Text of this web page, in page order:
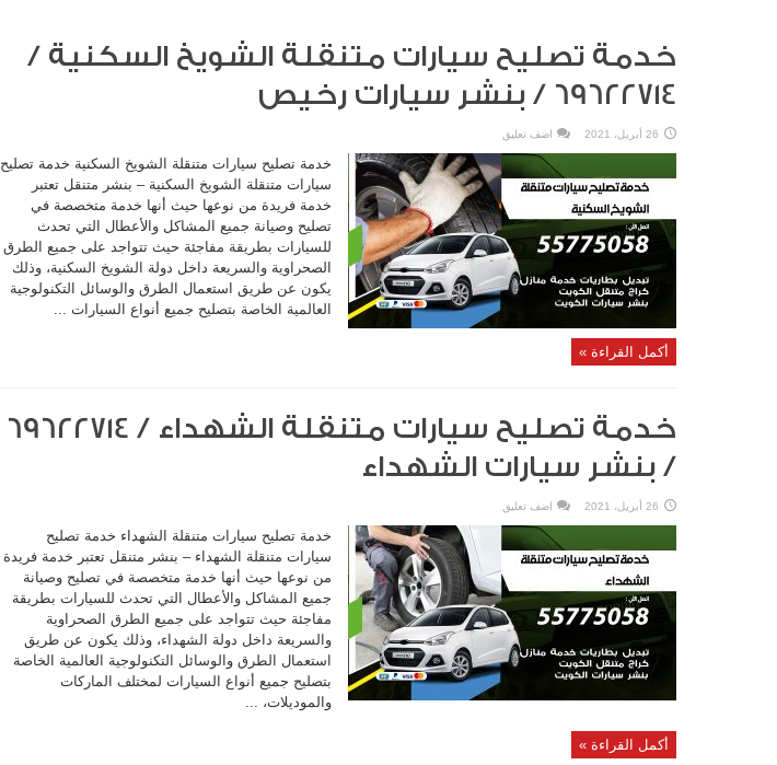
خدمة تصليح سيارات متنقلة الشويخ السكنية /
69622714‬ / بنشر سيارات رخيص
26 أبريل، 2021 اضف تعليق
خدمة تصليح سيارات متنقلة الشويخ السكنية خدمة تصليح
سيارات متنقلة الشويخ السكنية – بنشر متنقل تعتبر
خدمة فريدة من نوعها حيث أنها خدمة متخصصة في
تصليح وصيانة جميع المشاكل والأعطال التي تحدث
للسيارات بطريقة مفاجئة حيث تتواجد على جميع الطرق
الصحراوية والسريعة داخل دولة الشويخ السكنية، وذلك
يكون عن طريق استعمال الطرق والوسائل التكنولوجية
العالمية الخاصة بتصليح جميع أنواع السيارات ...
أكمل القراءة »
/ بنشر سيارات الشهداء
26 أبريل، 2021 اضف تعليق
خدمة تصليح سيارات متنقلة الشهداء خدمة تصليح
سيارات متنقلة الشهداء – بنشر متنقل تعتبر خدمة فريدة
من نوعها حيث أنها خدمة متخصصة في تصليح وصيانة
جميع المشاكل والأعطال التي تحدث للسيارات بطريقة
مفاجئة حيث تتواجد على جميع الطرق الصحراوية
والسريعة داخل دولة الشهداء، وذلك يكون عن طريق
استعمال الطرق والوسائل التكنولوجية العالمية الخاصة
بتصليح جميع أنواع السيارات لمختلف الماركات
والموديلات، ...
أكمل القراءة »